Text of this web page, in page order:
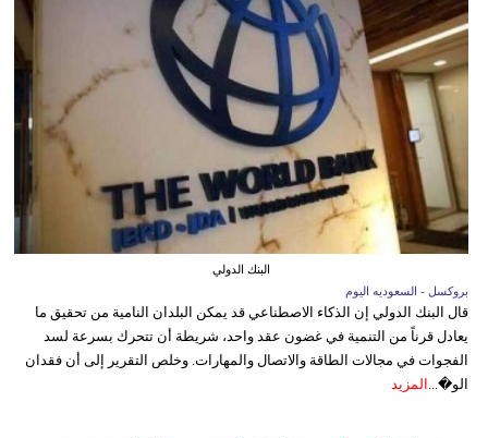
البنك الدولي
بروكسل - السعوديه اليوم
قال البنك الدولي إن الذكاء الاصطناعي قد يمكن البلدان النامية من تحقيق ما
يعادل قرناً من التنمية في غضون عقد واحد، شريطة أن تتحرك بسرعة لسد
الفجوات في مجالات الطاقة والاتصال والمهارات. وخلص التقرير إلى أن فقدان
الو�...
المزيد